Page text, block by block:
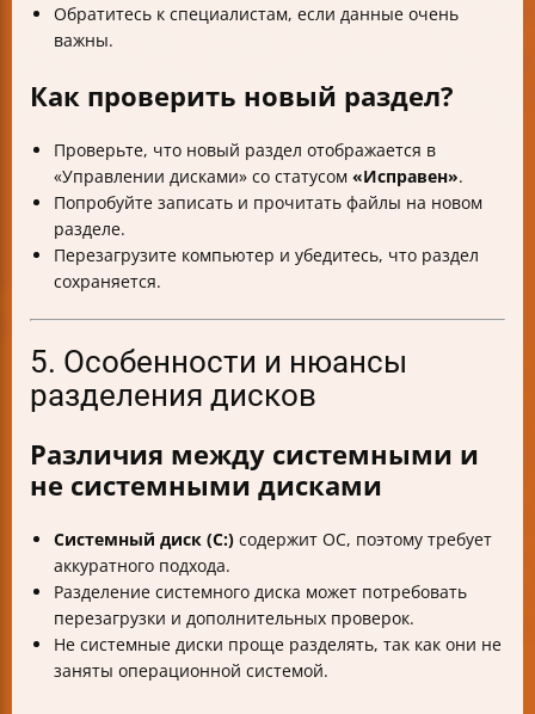
Обратитесь к специалистам, если данные очень
важны.
Как проверить новый раздел?
Проверьте, что новый раздел отображается в
«Управлении дисками» со статусом «Исправен».
Попробуйте записать и прочитать файлы на новом
разделе.
Перезагрузите компьютер и убедитесь, что раздел
сохраняется.
5. Особенности и нюансы
разделения дисков
Различия между системными и
не системными дисками
Системный диск (C:) содержит ОС, поэтому требует
аккуратного подхода.
Разделение системного диска может потребовать
перезагрузки и дополнительных проверок.
Не системные диски проще разделять, так как они не
заняты операционной системой.